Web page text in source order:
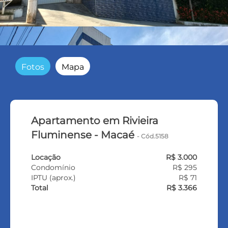
Fotos Mapa
Apartamento em Rivieira
Fluminense - Macaé - Cód.5158
Locação
R$ 3.000
Condomínio
R$ 295
IPTU (aprox.)
R$ 71
Total
R$ 3.366